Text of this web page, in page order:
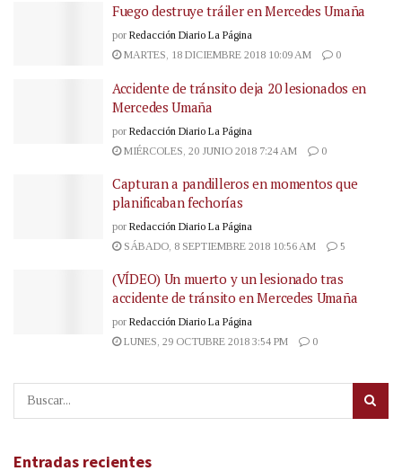
Fuego destruye tráiler en Mercedes Umaña
por Redacción Diario La Página
MARTES, 18 DICIEMBRE 2018 10:09 AM
0
Accidente de tránsito deja 20 lesionados en
Mercedes Umaña
por Redacción Diario La Página
MIÉRCOLES, 20 JUNIO 2018 7:24 AM
0
Capturan a pandilleros en momentos que
planificaban fechorías
por Redacción Diario La Página
SÁBADO, 8 SEPTIEMBRE 2018 10:56 AM
5
(VÍDEO) Un muerto y un lesionado tras
accidente de tránsito en Mercedes Umaña
por Redacción Diario La Página
LUNES, 29 OCTUBRE 2018 3:54 PM
0
Entradas recientes